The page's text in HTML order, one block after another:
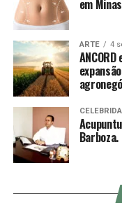
Sobre a ANCORD
Com mais de 50 anos
Nacional das
Valores Mobiliários,
Indústria de
qualidade de suas
sua experiência,
do mercado
Certificadora e
descartável dentro
pressão da ponta do
a dor da entrada,
muitas vezes optam
movimento rápido à
indicada, o que não é
diferença entre o
o quanto se
movimento).
em
ARTE 4
Barboza.